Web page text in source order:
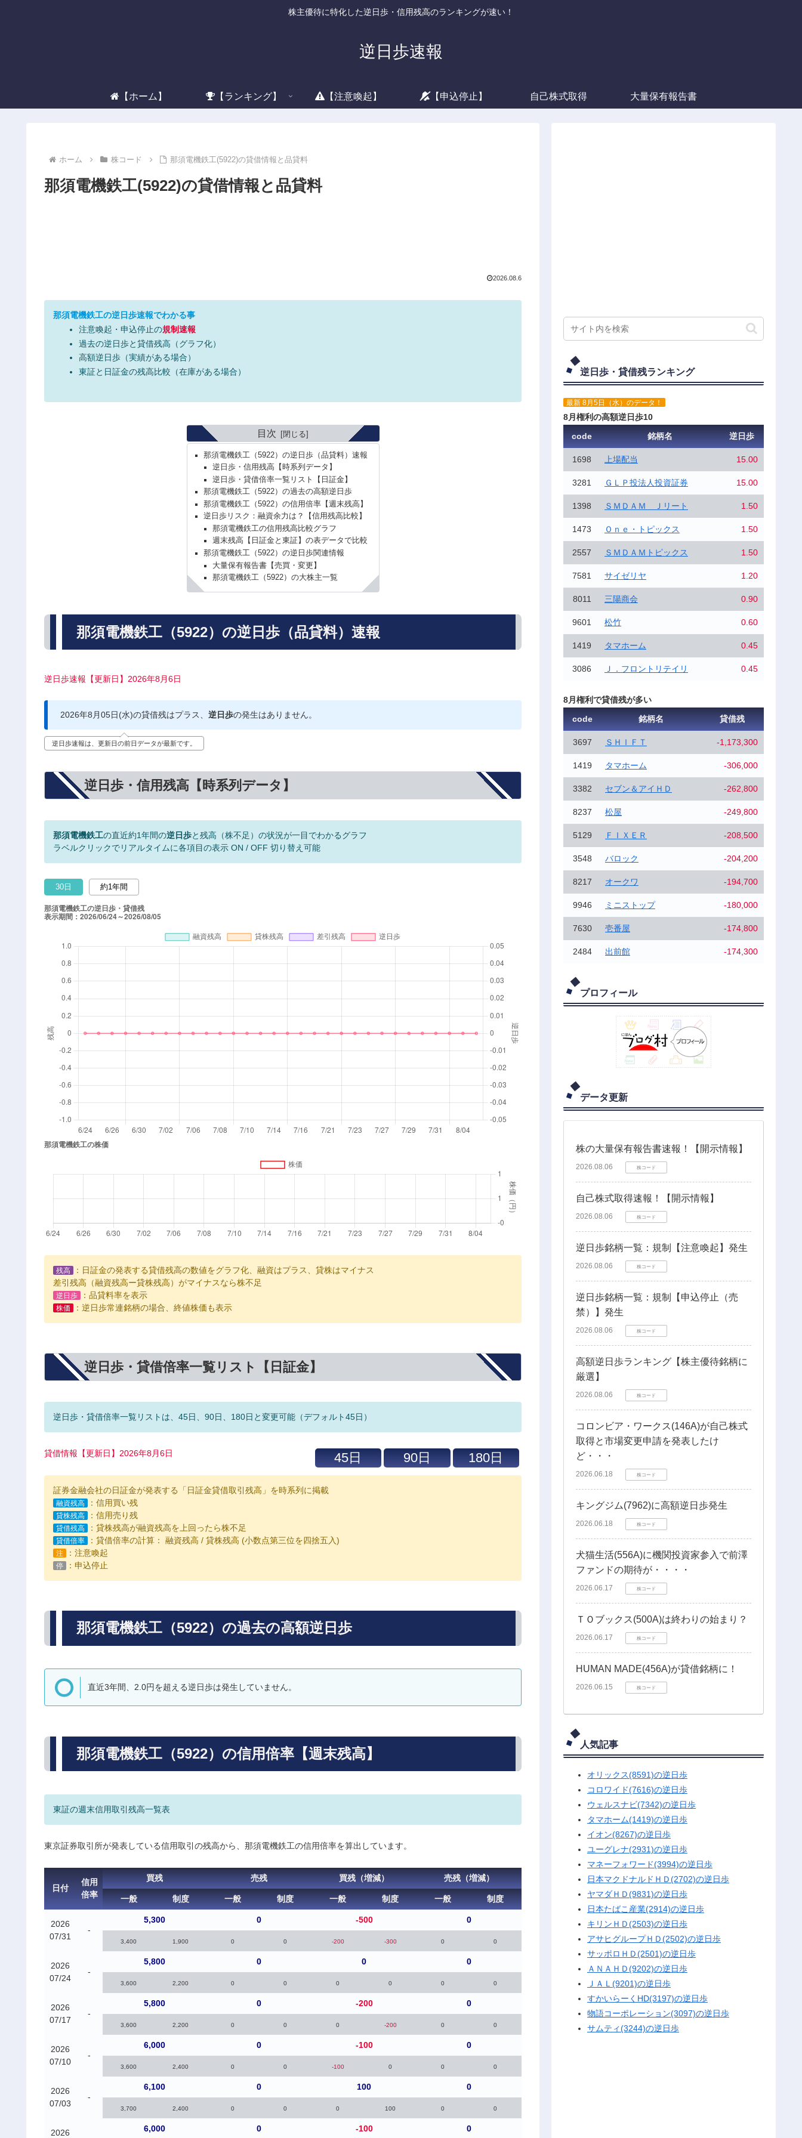
株主優待に特化した逆日歩・信用残高のランキングが速い！
逆日歩速報
【ホーム】 【ランキング】 【注意喚起】 【申込停止】 自己株式取得 大量保有報告書
ホーム 株コード 那須電機鉄工(5922)の貸借情報と品貸料
那須電機鉄工(5922)の貸借情報と品貸料
2026.08.6
那須電機鉄工の逆日歩速報でわかる事
注意喚起・申込停止の規制速報
過去の逆日歩と貸借残高（グラフ化）
高額逆日歩（実績がある場合）
東証と日証金の残高比較（在庫がある場合）
目次
那須電機鉄工（5922）の逆日歩（品貸料）速報
逆日歩・信用残高【時系列データ】
逆日歩・貸借倍率一覧リスト【日証金】
那須電機鉄工（5922）の過去の高額逆日歩
那須電機鉄工（5922）の信用倍率【週末残高】
逆日歩リスク：融資余力は？【信用残高比較】
那須電機鉄工の信用残高比較グラフ
週末残高【日証金と東証】の表データで比較
那須電機鉄工（5922）の逆日歩関連情報
大量保有報告書【売買・変更】
那須電機鉄工（5922）の大株主一覧
那須電機鉄工（5922）の逆日歩（品貸料）速報
逆日歩速報【更新日】2026年8月6日
2026年8月05日(水)の貸借残はプラス、 逆日歩の発生はありません。
逆日歩速報は、更新日の前日データが最新です。
逆日歩・信用残高【時系列データ】
那須電機鉄工の直近約1年間の逆日歩と残高（株不足）の状況が一目でわかるグラフ
ラベルクリックでリアルタイムに各項目の表示 ON / OFF 切り替え可能
30日 約1年間
残高
：日証金の発表する貸借残高の数値をグラフ化、融資はプラス、貸株はマイナス
差引残高（融資残高ー貸株残高）がマイナスなら株不足
逆日歩 ：品貸料率を表示
株価 ：逆日歩常連銘柄の場合、終値株価も表示
逆日歩・貸借倍率一覧リスト【日証金】
逆日歩・貸借倍率一覧リストは、45日、90日、180日と変更可能（デフォルト45日）
貸借情報【更新日】2026年8月6日
証券金融会社の日証金が発表する「日証金貸借取引残高」を時系列に掲載
融資残高 ：信用買い残
貸株残高 ：信用売り残
貸借残高 ：貸株残高が融資残高を上回ったら株不足
貸借倍率 ：貸借倍率の計算： 融資残高 / 貸株残高 (小数点第三位を四捨五入)
注 ：注意喚起
停 ：申込停止
那須電機鉄工（5922）の過去の高額逆日歩
直近3年間、2.0円を超える逆日歩は発生していません。
那須電機鉄工（5922）の信用倍率【週末残高】
東証の週末信用取引残高一覧表
東京証券取引所が発表している信用取引の残高から、那須電機鉄工の信用倍率を算出しています。
日付
信用
倍率
買残 売残 買残（増減） 売残（増減）
一般 制度 一般 制度 一般 制度 一般 制度
2026
07/31
-
5,300 0 -500 0
3,400 1,900 0 0 -200 -300 0 0
2026
07/24
-
5,800 0 0 0
3,600 2,200 0 0 0 0 0 0
2026
07/17
-
5,800 0 -200 0
3,600 2,200 0 0 0 -200 0 0
2026
07/10
-
6,000 0 -100 0
3,600 2,400 0 0 -100 0 0 0
2026
07/03
-
6,100 0 100 0
3,700 2,400 0 0 0 100 0 0
2026 6,000 0 -100 0
逆日歩・貸借残ランキング
最新 8月5日（水）のデータ！
8月権利の高額逆日歩10
code
銘柄名 逆日歩
1698 上場配当 15.00
3281 ＧＬＰ投法人投資証券 15.00
1398 ＳＭＤＡＭ Ｊリート 1.50
1473 Ｏｎｅ・トピックス 1.50
2557 ＳＭＤＡＭトピックス 1.50
7581 サイゼリヤ 1.20
8011 三陽商会 0.90
9601 松竹 0.60
1419 タマホーム 0.45
3086 Ｊ．フロントリテイリ 0.45
8月権利で貸借残が多い
code
銘柄名 貸借残
3697 ＳＨＩＦＴ -1,173,300
1419 タマホーム -306,000
3382 セブン＆アイＨＤ -262,800
8237 松屋 -249,800
5129 ＦＩＸＥＲ -208,500
3548 バロック -204,200
8217 オークワ -194,700
9946 ミニストップ -180,000
7630 壱番屋 -174,800
2484 出前館 -174,300
プロフィール
データ更新
株の大量保有報告書速報！【開示情報】
2026.08.06 株コード
自己株式取得速報！【開示情報】
2026.08.06 株コード
逆日歩銘柄一覧：規制【注意喚起】発生
2026.08.06 株コード
逆日歩銘柄一覧：規制【申込停止（売
禁）】発生
2026.08.06 株コード
高額逆日歩ランキング【株主優待銘柄に
厳選】
2026.08.06 株コード
コロンビア・ワークス(146A)が自己株式
取得と市場変更申請を発表したけ
ど・・・
2026.06.18 株コード
キングジム(7962)に高額逆日歩発生
2026.06.18 株コード
犬猫生活(556A)に機関投資家参入で前澤
ファンドの期待が・・・・
2026.06.17 株コード
ＴＯブックス(500A)は終わりの始まり？
2026.06.17 株コード
HUMAN MADE(456A)が貸借銘柄に！
2026.06.15 株コード
人気記事
オリックス(8591)の逆日歩
コロワイド(7616)の逆日歩
ウェルスナビ(7342)の逆日歩
タマホーム(1419)の逆日歩
イオン(8267)の逆日歩
ユーグレナ(2931)の逆日歩
マネーフォワード(3994)の逆日歩
日本マクドナルドＨＤ(2702)の逆日歩
ヤマダＨＤ(9831)の逆日歩
日本たばこ産業(2914)の逆日歩
キリンＨＤ(2503)の逆日歩
アサヒグループＨＤ(2502)の逆日歩
サッポロＨＤ(2501)の逆日歩
ＡＮＡＨＤ(9202)の逆日歩
ＪＡＬ(9201)の逆日歩
すかいらーくHD(3197)の逆日歩
物語コーポレーション(3097)の逆日歩
サムティ(3244)の逆日歩